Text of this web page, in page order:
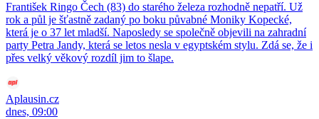
František Ringo Čech (83) do starého železa rozhodně nepatří. Už
rok a půl je šťastně zadaný po boku půvabné Moniky Kopecké,
která je o 37 let mladší. Naposledy se společně objevili na zahradní
party Petra Jandy, která se letos nesla v egyptském stylu. Zdá se, že i
přes velký věkový rozdíl jim to šlape.
Aplausin.cz
dnes, 09:00